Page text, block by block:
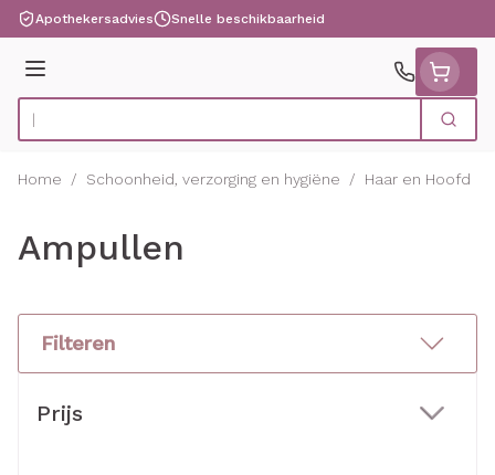
Ga naar de inhoud
Apothekersadvies Snelle beschikbaarheid
Menu
Product, merk, categorie... Zoek
Home / Schoonheid, verzorging en hygiëne / Haar en Hoofd
Ampullen
Filteren
Prijs